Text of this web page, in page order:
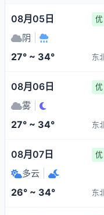
08月05日 优
阴
27° ~ 34° 东
08月06日 优
雾
27° ~ 34° 东
08月07日 优
多云
26° ~ 34° 东